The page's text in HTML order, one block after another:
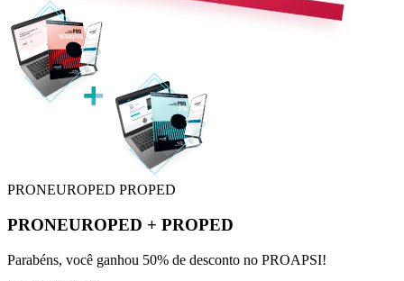
PRONEUROPED PROPED
PRONEUROPED + PROPED
Parabéns, você ganhou 50% de desconto no PROAPSI!